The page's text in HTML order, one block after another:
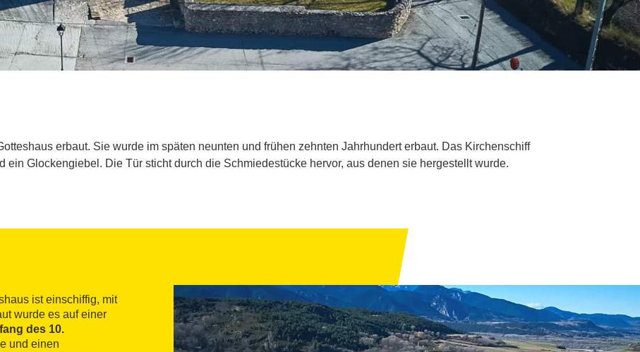
erbaut. Sie wurde im späten neunten und frühen zehnten Jahrhundert erbaut. Das Kirchenschiff
ein Glockengiebel. Die Tür sticht durch die Schmiedestücke hervor, aus denen sie hergestellt wurde.
ist einschiffig, mit
wurde es auf einer
des 10.
und einen